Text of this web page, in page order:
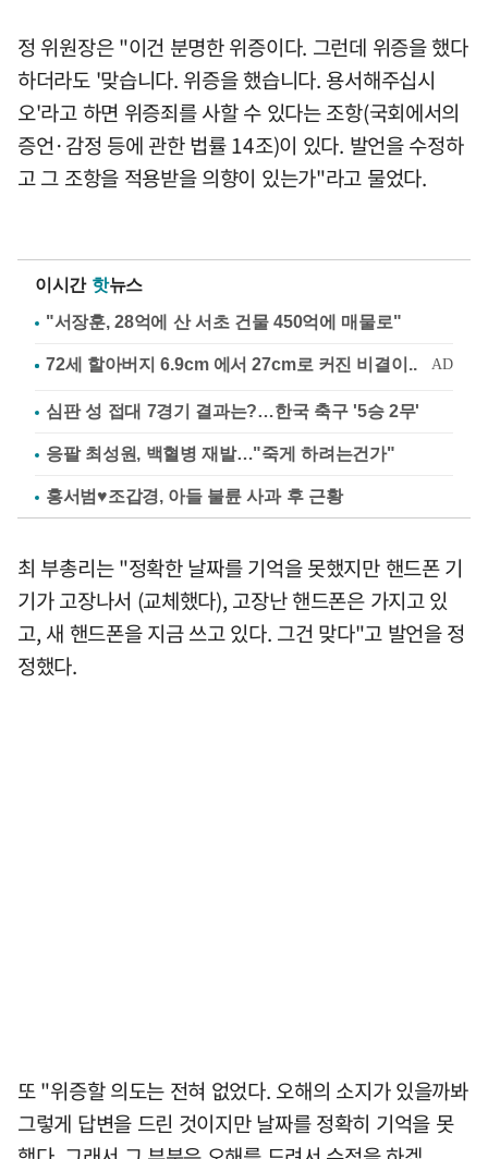
정 위원장은 "이건 분명한 위증이다. 그런데 위증을 했다
하더라도 '맞습니다. 위증을 했습니다. 용서해주십시
오'라고 하면 위증죄를 사할 수 있다는 조항(국회에서의
증언·감정 등에 관한 법률 14조)이 있다. 발언을 수정하
고 그 조항을 적용받을 의향이 있는가"라고 물었다.
이시간 핫뉴스
"서장훈, 28억에 산 서초 건물 450억에 매물로"
심판 성 접대 7경기 결과는?…한국 축구 '5승 2무'
응팔 최성원, 백혈병 재발…"죽게 하려는건가"
홍서범♥조갑경, 아들 불륜 사과 후 근황
최 부총리는 "정확한 날짜를 기억을 못했지만 핸드폰 기
기가 고장나서 (교체했다), 고장난 핸드폰은 가지고 있
고, 새 핸드폰을 지금 쓰고 있다. 그건 맞다"고 발언을 정
정했다.
또 "위증할 의도는 전혀 없었다. 오해의 소지가 있을까봐
그렇게 답변을 드린 것이지만 날짜를 정확히 기억을 못